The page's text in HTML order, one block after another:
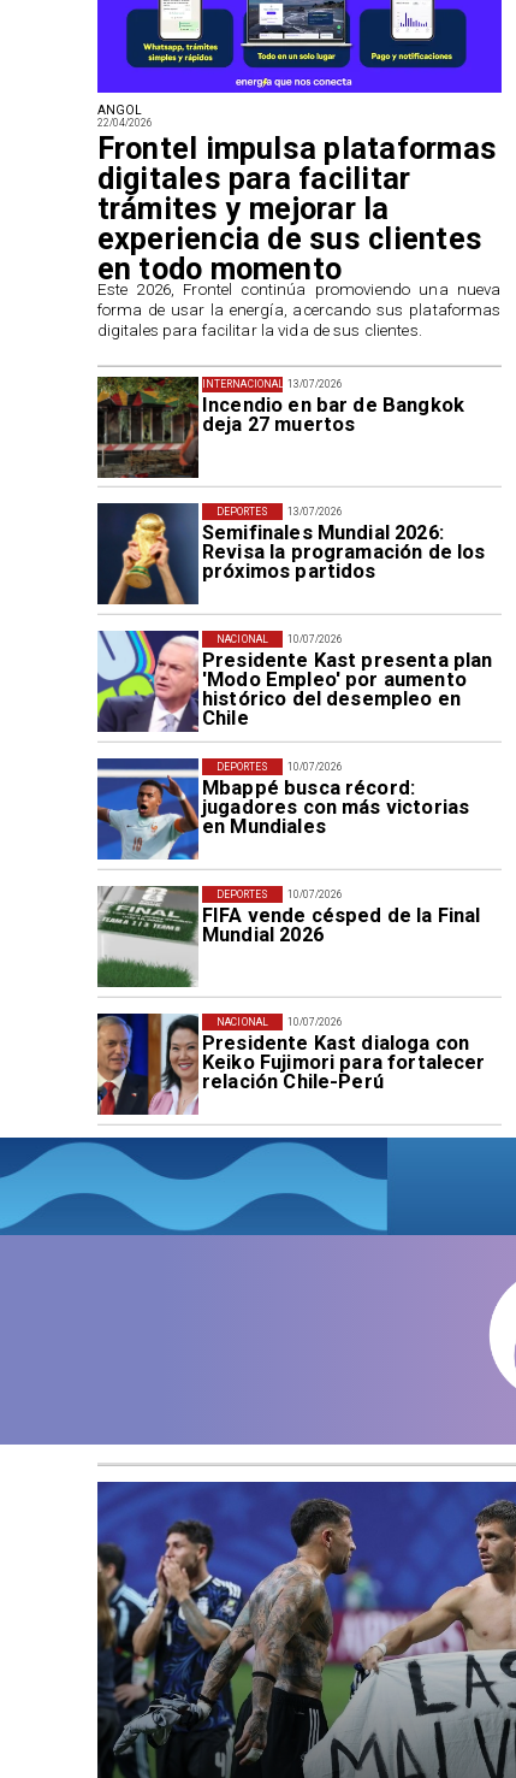
13/07/2026
Incendio en bar de Bangkok
deja 27 muertos
INTERNACIONAL
13/07/2026
Semifinales Mundial 2026:
Revisa la programación de los
próximos partidos
DEPORTES
10/07/2026
Presidente Kast presenta plan
'Modo Empleo' por aumento
histórico del desempleo en
Chile
NACIONAL
10/07/2026
Mbappé busca récord:
jugadores con más victorias
en Mundiales
DEPORTES
10/07/2026
FIFA vende césped de la Final
Mundial 2026
DEPORTES
10/07/2026
Presidente Kast dialoga con
Keiko Fujimori para fortalecer
relación Chile-Perú
NACIONAL
ANGOL
22/04/2026
Frontel impulsa plataformas
digitales para facilitar
trámites y mejorar la
experiencia de sus clientes
en todo momento
​Este 2026, Frontel continúa promoviendo una nueva
forma de usar la energía, acercando sus plataformas
digitales para facilitar la vida de sus clientes.